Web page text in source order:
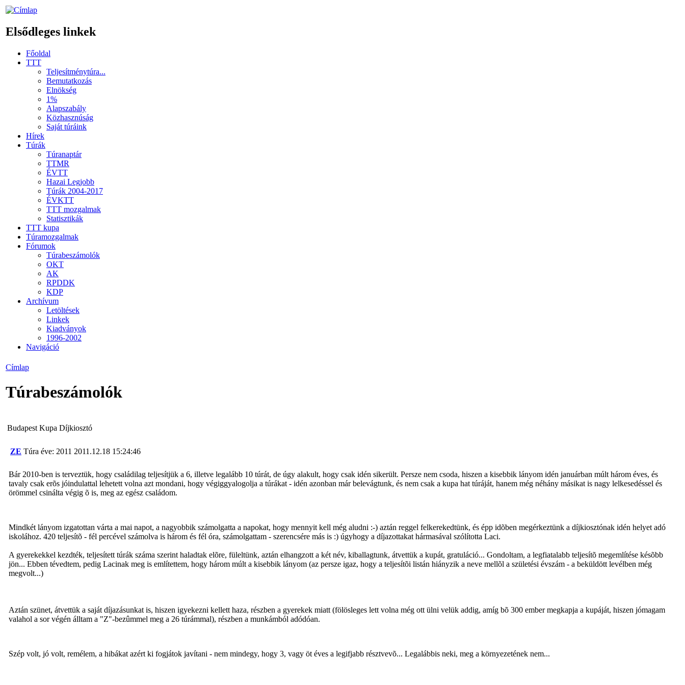
Elsődleges linkek
Főoldal
TTT
Teljesítménytúra...
Bemutatkozás
Elnökség
1%
Alapszabály
Közhasznúság
Saját túráink
Hírek
Túrák
Túranaptár
TTMR
ÉVTT
Hazai Legjobb
Túrák 2004-2017
ÉVKTT
TTT mozgalmak
Statisztikák
TTT kupa
Túramozgalmak
Fórumok
Túrabeszámolók
OKT
AK
RPDDK
KDP
Archívum
Letöltések
Linkek
Kiadványok
1996-2002
Navigáció
Címlap
Túrabeszámolók
Budapest Kupa Díjkiosztó
ZE Túra éve: 2011 2011.12.18 15:24:46
Bár 2010-ben is terveztük, hogy családilag teljesítjük a 6, illetve legalább 10 túrát, de úgy alakult, hogy csak idén sikerült. Persze nem csoda, hiszen a kisebbik lányom idén januárban múlt három éves, és
tavaly csak erõs jóindulattal lehetett volna azt mondani, hogy végiggyalogolja a túrákat - idén azonban már belevágtunk, és nem csak a kupa hat túráját, hanem még néhány másikat is nagy lelkesedéssel és
örömmel csinálta végig õ is, meg az egész családom.
Mindkét lányom izgatottan várta a mai napot, a nagyobbik számolgatta a napokat, hogy mennyit kell még aludni :-) aztán reggel felkerekedtünk, és épp idõben megérkeztünk a díjkiosztónak idén helyet adó
iskolához. 420 teljesítõ - fél percével számolva is három és fél óra, számolgattam - szerencsére más is :) úgyhogy a díjazottakat hármasával szólította Laci.
A gyerekekkel kezdték, teljesített túrák száma szerint haladtak elõre, füleltünk, aztán elhangzott a két név, kiballagtunk, átvettük a kupát, gratuláció... Gondoltam, a legfiatalabb teljesítõ megemlítése késõbb
jön... Ebben tévedtem, pedig Lacinak meg is említettem, hogy három múlt a kisebbik lányom (az persze igaz, hogy a teljesítõi listán hiányzik a neve mellõl a születési évszám - a beküldött levélben még
megvolt...)
Aztán szünet, átvettük a saját díjazásunkat is, hiszen igyekezni kellett haza, részben a gyerekek miatt (fölösleges lett volna még ott ülni velük addig, amíg bõ 300 ember megkapja a kupáját, hiszen jómagam
valahol a sor végén álltam a "Z"-bezûmmel meg a 26 túrámmal), részben a munkámból adódóan.
Szép volt, jó volt, remélem, a hibákat azért ki fogjátok javítani - nem mindegy, hogy 3, vagy öt éves a legifjabb résztvevõ... Legalábbis neki, meg a környezetének nem...